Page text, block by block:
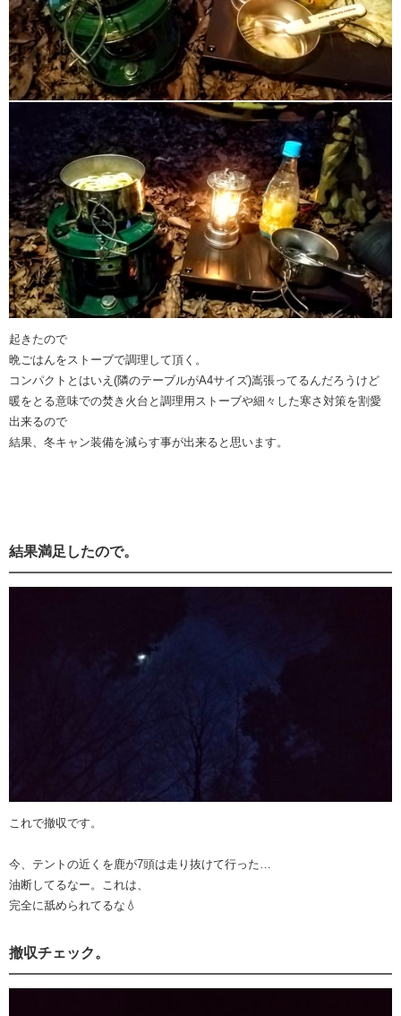
起きたので
晩ごはんをストーブで調理して頂く。
コンパクトとはいえ(隣のテーブルがA4サイズ)嵩張ってるんだろうけど
暖をとる意味での焚き火台と調理用ストーブや細々した寒さ対策を割愛
出来るので
結果、冬キャン装備を減らす事が出来ると思います。
結果満足したので。
これで撤収です。
今、テントの近くを鹿が7頭は走り抜けて行った…
油断してるなー。これは、
完全に舐められてるな💧
撤収チェック。